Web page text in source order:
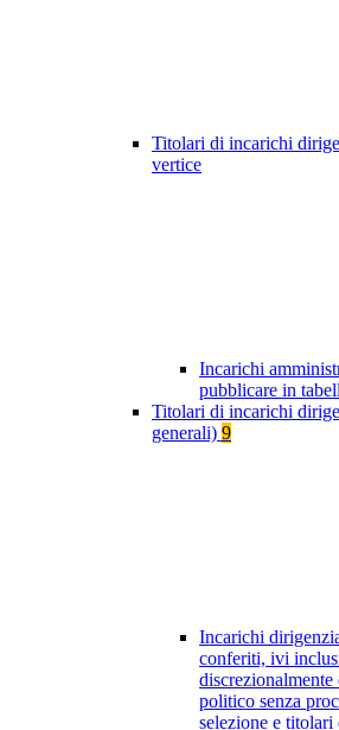
Titolari di incarichi
vertice
Incarichi
pubblicare in
Titolari di incarichi
generali) 9
Incarichi
conferiti, ivi
politico senza
selezione e